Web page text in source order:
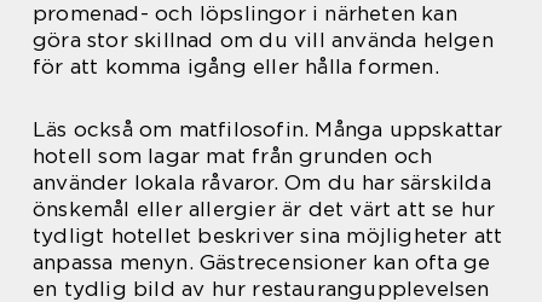
promenad- och löpslingor i närheten kan
göra stor skillnad om du vill använda helgen
för att komma igång eller hålla formen.
Läs också om matfilosofin. Många uppskattar
hotell som lagar mat från grunden och
använder lokala råvaror. Om du har särskilda
önskemål eller allergier är det värt att se hur
tydligt hotellet beskriver sina möjligheter att
anpassa menyn. Gästrecensioner kan ofta ge
en tydlig bild av hur restaurangupplevelsen